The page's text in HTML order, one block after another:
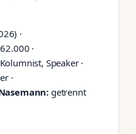
·
·
Speaker ·
·
getrennt